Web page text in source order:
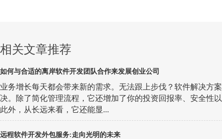
相关文章推荐
如何与合适的离岸软件开发团队合作来发展创业公司
业务增长每天都会带来新的需求。无法跟上步伐？软件解决方
决。除了简化管理流程，它还增加了你的投资回报率、安全性
此外，从长远来看，它还能显...
远程软件开发外包服务:走向光明的未来